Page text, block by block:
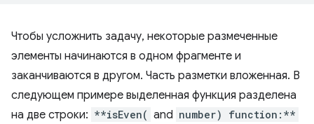
Чтобы усложнить задачу, некоторые размеченные
элементы начинаются в одном фрагменте и
заканчиваются в другом. Часть разметки вложенная. В
следующем примере выделенная функция разделена
на две строки: **isEven( and number) function:**